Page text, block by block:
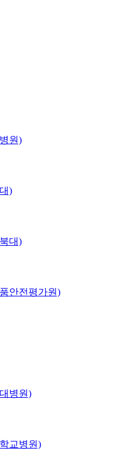
원)
)
대)
안전평가원)
병원)
교병원)